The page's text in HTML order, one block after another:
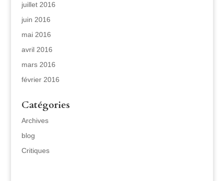
juillet 2016
juin 2016
mai 2016
avril 2016
mars 2016
février 2016
Catégories
Archives
blog
Critiques